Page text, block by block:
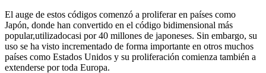
El auge de estos códigos comenzó a proliferar en países como
Japón, donde han convertido en el código bidimensional más
popular,utilizadocasi por 40 millones de japoneses. Sin embargo, su
uso se ha visto incrementado de forma importante en otros muchos
países como Estados Unidos y su proliferación comienza también a
extenderse por toda Europa.